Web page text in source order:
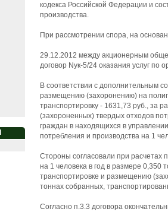
кодекса Российской Федерации и
производства.
При рассмотрении спора, на
29.12.2012 между акционерным
договор Nук-5/24 оказания услуг по
В соответствии с дополнительным
размещению (захоронению) на
транспортировку - 1631,73 руб., за
(захороненных) твердых отходов
граждан в находящихся в
потребления и производства на 1
Стороны согласовали при расчетах
на 1 человека в год в размере 0,350
транспортировке и размещению
тоннах собранных,
Согласно п.3.3 договора